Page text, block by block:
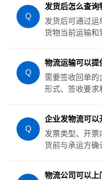
Q
发货后怎么查询
发货后可通过运
货物当前运输和
Q
物流运输可以提
需要签收回单的
形式、签收要求
Q
企业发物流可以
发票类型、开票
货前与承运方确
物流公司可以上